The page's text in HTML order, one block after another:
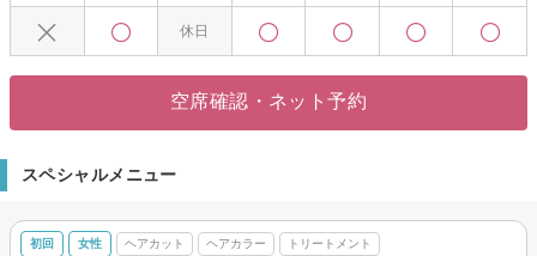
休日
空席確認・ネット予約
スペシャルメニュー
初回 女性 ヘアカット ヘアカラー トリートメント